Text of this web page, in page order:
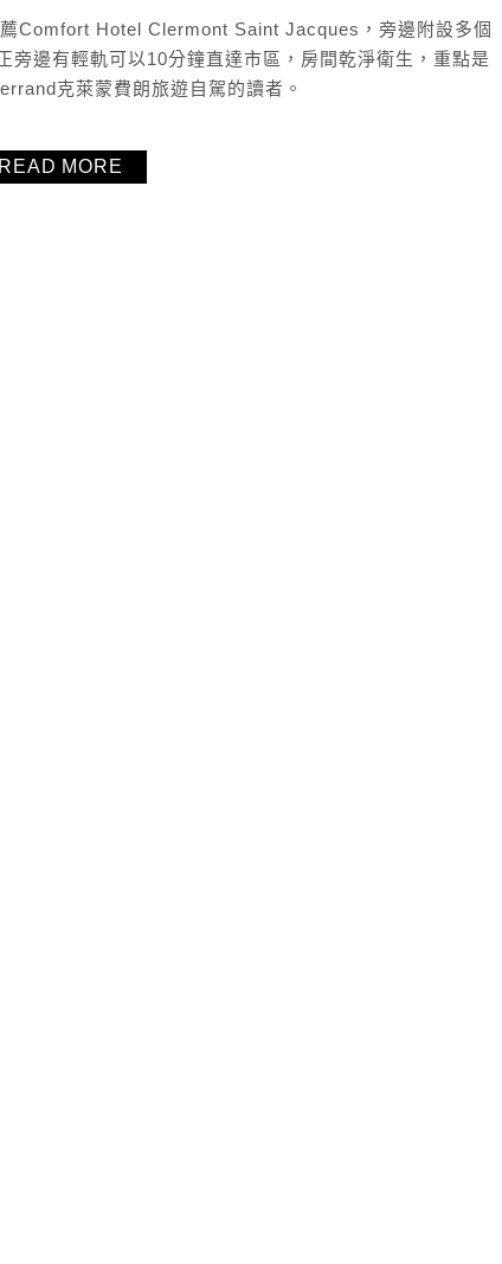
Comfort Hotel Clermont Saint Jacques，旁邊附設多個
旁邊有輕軌可以10分鐘直達市區，房間乾淨衛生，重點是
克萊蒙費朗旅遊自駕的讀者。
READ MORE